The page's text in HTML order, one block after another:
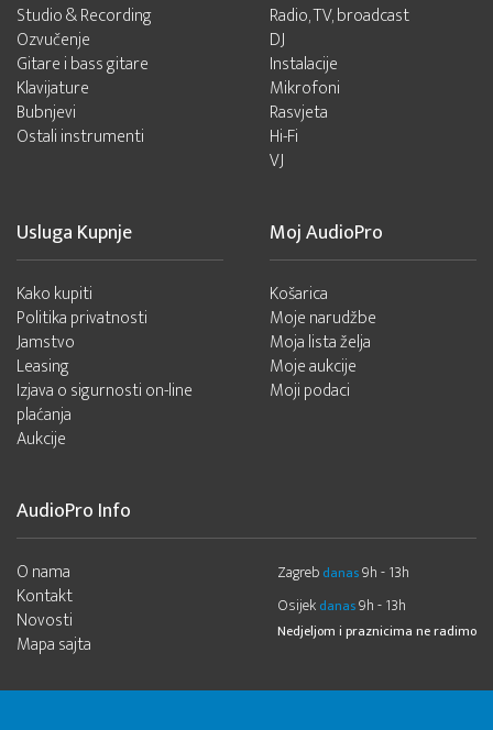
Studio & Recording
Ozvučenje
Gitare i bass gitare
Klavijature
Bubnjevi
Ostali instrumenti
Radio, TV, broadcast
DJ
Instalacije
Mikrofoni
Rasvjeta
Hi-Fi
VJ
Usluga Kupnje
Kako kupiti
Politika privatnosti
Jamstvo
Leasing
Izjava o sigurnosti on-line
plaćanja
Aukcije
Moj AudioPro
Košarica
Moje narudžbe
Moja lista želja
Moje aukcije
Moji podaci
AudioPro Info
O nama
Kontakt
Novosti
Mapa sajta
Zagreb danas9h - 13h
Osijek danas9h - 13h
Nedjeljom i praznicima ne radimo